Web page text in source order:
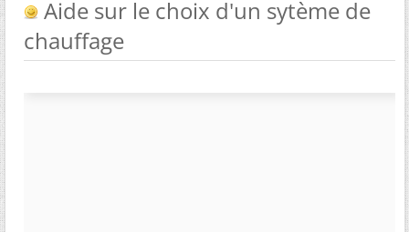
Aide sur le choix d'un sytème de
chauffage